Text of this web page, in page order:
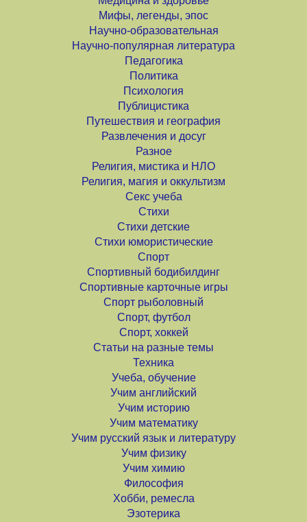
Мифы, легенды, эпос
Научно-образовательная
Научно-популярная литература
Педагогика
Политика
Психология
Публицистика
Путешествия и география
Развлечения и досуг
Разное
Религия, мистика и НЛО
Религия, магия и оккультизм
Секс учеба
Стихи
Стихи детские
Стихи юмористические
Спорт
Спортивный бодибилдинг
Спортивные карточные игры
Спорт рыболовный
Спорт, футбол
Спорт, хоккей
Статьи на разные темы
Техника
Учеба, обучение
Учим английский
Учим историю
Учим математику
Учим русский язык и литературу
Учим физику
Учим химию
Философия
Хобби, ремесла
Эзотерика